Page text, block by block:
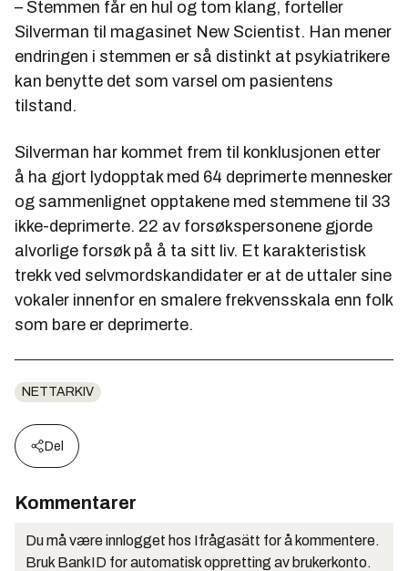
– Stemmen får en hul og tom klang, forteller
Silverman til magasinet New Scientist. Han mener
endringen i stemmen er så distinkt at psykiatrikere
kan benytte det som varsel om pasientens
tilstand.
Silverman har kommet frem til konklusjonen etter
å ha gjort lydopptak med 64 deprimerte mennesker
og sammenlignet opptakene med stemmene til 33
ikke-deprimerte. 22 av forsøkspersonene gjorde
alvorlige forsøk på å ta sitt liv. Et karakteristisk
trekk ved selvmordskandidater er at de uttaler sine
vokaler innenfor en smalere frekvensskala enn folk
som bare er deprimerte.
NETTARKIV
Del
Kommentarer
Du må være innlogget hos Ifrågasätt for å kommentere.
Bruk BankID for automatisk oppretting av brukerkonto.